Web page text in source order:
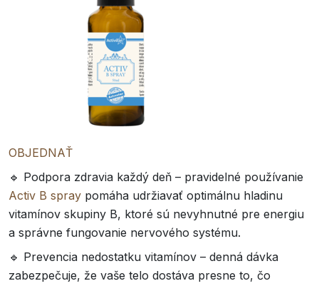
OBJEDNAŤ
🔹 Podpora zdravia každý deň – pravidelné používanie
Activ B spray pomáha udržiavať optimálnu hladinu
vitamínov skupiny B, ktoré sú nevyhnutné pre energiu
a správne fungovanie nervového systému.
🔹 Prevencia nedostatku vitamínov – denná dávka
zabezpečuje, že vaše telo dostáva presne to, čo